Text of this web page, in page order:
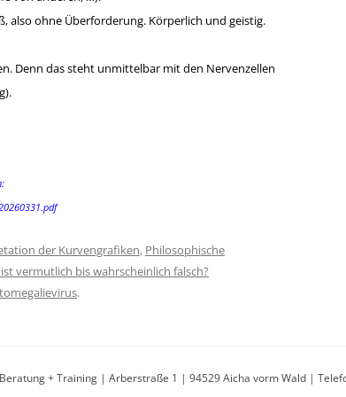
also ohne Überforderung. Körperlich und geistig.
Denn das steht unmittelbar mit den Nervenzellen
der Kurvengrafiken, Philosophische
vermutlich bis wahrscheinlich falsch?
.
+ Training | Arberstraße 1 | 94529 Aicha vorm Wald |